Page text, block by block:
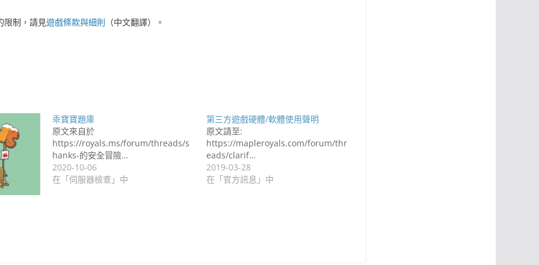
限制，請見遊戲條款與細則 （中文翻譯）。
乖寶寶題庫
原文來自於
https://royals.ms/forum/threads/s
hanks-的安全冒險…
2020-10-06
在「伺服器檢查」中
第三方遊戲硬體/軟體使用聲明
原文請至:
https://mapleroyals.com/forum/thr
eads/clarif…
2019-03-28
在「官方訊息」中